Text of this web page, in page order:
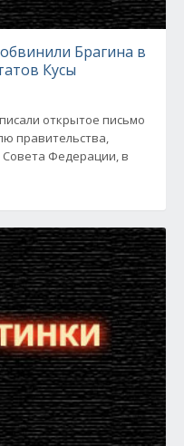
Брагина в
Кусы
открытое письмо
правительства,
Совета Федерации, в